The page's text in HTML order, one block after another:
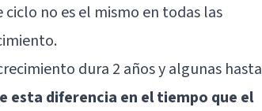
no es el mismo en todas las
dura 2 años y algunas hasta
esta diferencia en el tiempo que el